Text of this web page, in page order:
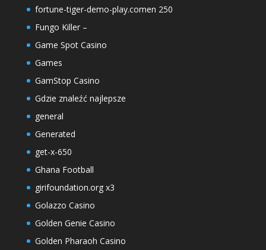
fortune-tiger-demo-play.comen 250
Fungo Killer –
Game Spot Casino
Games
GamStop Casino
Gdzie znaleźć najlepsze
general
Generated
get-x-650
Ghana Football
girifoundation.org x3
Golazzo Casino
Golden Genie Casino
Golden Pharaoh Casino